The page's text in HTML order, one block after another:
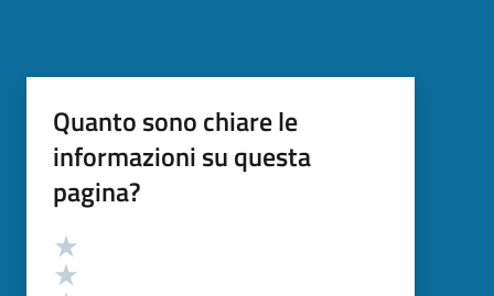
Quanto sono chiare le
informazioni su questa
pagina?
Valutazione